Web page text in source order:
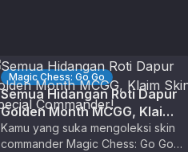
Magic Chess: Go Go
Semua Hidangan Roti Dapur
Golden Month MCGG, Klaim
Skin Special Commander!
Kamu yang suka mengoleksi skin
commander Magic Chess: Go Go,